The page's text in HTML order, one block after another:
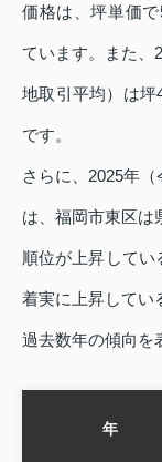
価格は、坪単価
ています。また、
地取引平均）は坪
です。
さらに、2025年
は、福岡市東区は
順位が上昇して
着実に上昇してい
過去数年の傾向を
年